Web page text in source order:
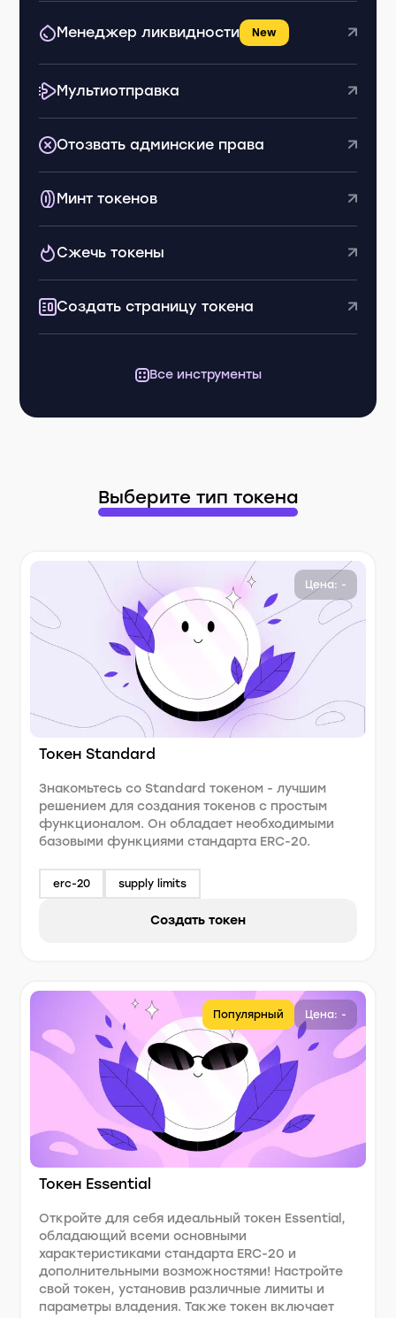
Менеджер ликвидности New
Мультиотправка
Отозвать админские права
Минт токенов
Сжечь токены
Создать страницу токена
Все инструменты
Выберите тип токена
Цена: -
Токен Standard
Знакомьтесь со Standard токеном - лучшим
решением для создания токенов с простым
функционалом. Он обладает необходимыми
базовыми функциями стандарта ERC-20.
erc-20 supply limits
Создать токен
Популярный Цена: -
Токен Essential
Откройте для себя идеальный токен Essential,
обладающий всеми основными
характеристиками стандарта ERC-20 и
дополнительными возможностями! Настройте
свой токен, установив различные лимиты и
параметры владения. Также токен включает